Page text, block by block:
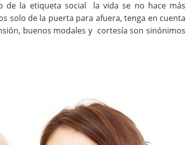
de la etiqueta social la vida se no hace más
solo de la puerta para afuera, tenga en cuenta
buenos modales y cortesía son sinónimos